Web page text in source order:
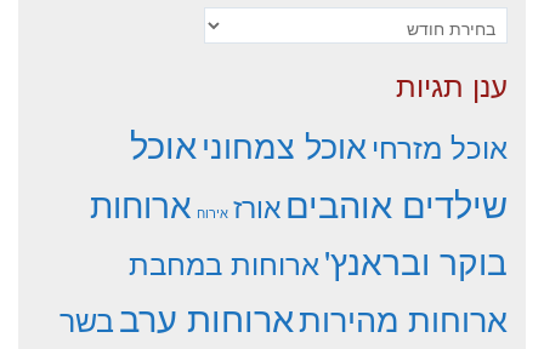
ארכיונים
ענן תגיות
אוכל מזרחיאוכל צמחוניאוכל
שילדים אוהביםאורז אירוח ארוחות
בוקר ובראנץ'ארוחות במחבת
ארוחות מהירותארוחות ערבבשר